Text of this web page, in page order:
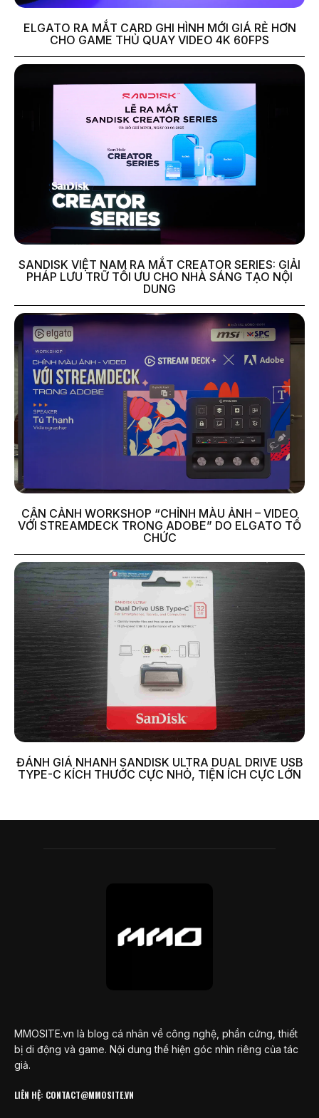
ELGATO RA MẮT CARD GHI HÌNH MỚI GIÁ RẺ HƠN
CHO GAME THỦ QUAY VIDEO 4K 60FPS
SANDISK VIỆT NAM RA MẮT CREATOR SERIES: GIẢI
PHÁP LƯU TRỮ TỐI ƯU CHO NHÀ SÁNG TẠO NỘI
DUNG
CẬN CẢNH WORKSHOP “CHỈNH MÀU ẢNH – VIDEO
VỚI STREAMDECK TRONG ADOBE” DO ELGATO TỔ
CHỨC
ĐÁNH GIÁ NHANH SANDISK ULTRA DUAL DRIVE USB
TYPE-C KÍCH THƯỚC CỰC NHỎ, TIỆN ÍCH CỰC LỚN
MMOSITE.vn là blog cá nhân về công nghệ, phần cứng, thiết
bị di động và game. Nội dung thể hiện góc nhìn riêng của tác
giả.
LIÊN HỆ: CONTACT@MMOSITE.VN